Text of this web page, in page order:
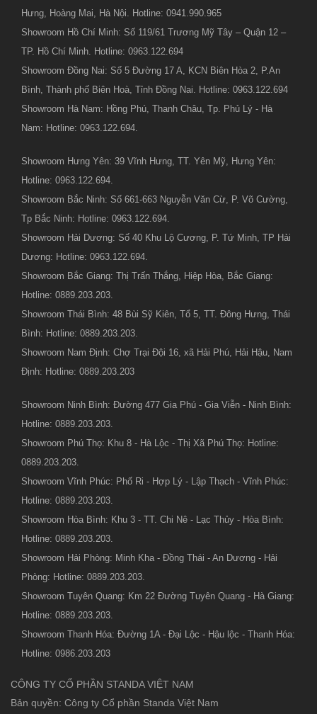
Hưng, Hoàng Mai, Hà Nội. Hotline: 0941.990.965
Showroom Hồ Chí Minh: Số 119/61 Trương Mỹ Tây – Quận 12 –
TP. Hồ Chí Minh. Hotline: 0963.122.694
Showroom Đồng Nai: Số 5 Đường 17 A, KCN Biên Hòa 2, P.An
Bình, Thành phố Biên Hoà, Tỉnh Đồng Nai. Hotline: 0963.122.694
Showroom Hà Nam: Hồng Phú, Thanh Châu, Tp. Phủ Lý - Hà
Nam: Hotline: 0963.122.694.
Showroom Hưng Yên: 39 Vĩnh Hưng, TT. Yên Mỹ, Hưng Yên:
Hotline: 0963.122.694.
Showroom Bắc Ninh: Số 661-663 Nguyễn Văn Cừ, P. Võ Cường,
Tp Bắc Ninh: Hotline: 0963.122.694.
Showroom Hải Dương: Số 40 Khu Lộ Cương, P. Tứ Minh, TP Hải
Dương: Hotline: 0963.122.694.
Showroom Bắc Giang: Thị Trấn Thắng, Hiệp Hòa, Bắc Giang:
Hotline: 0889.203.203.
Showroom Thái Bình: 48 Bùi Sỹ Kiên, Tổ 5, TT. Đông Hưng, Thái
Bình: Hotline: 0889.203.203.
Showroom Nam Định: Chợ Trại Đội 16, xã Hải Phú, Hải Hậu, Nam
Định: Hotline: 0889.203.203
Showroom Ninh Bình: Đường 477 Gia Phú - Gia Viễn - Ninh Bình:
Hotline: 0889.203.203.
Showroom Phú Thọ: Khu 8 - Hà Lộc - Thị Xã Phú Thọ: Hotline:
0889.203.203.
Showroom Vĩnh Phúc: Phố Ri - Hợp Lý - Lập Thạch - Vĩnh Phúc:
Hotline: 0889.203.203.
Showroom Hòa Bình: Khu 3 - TT. Chi Nê - Lạc Thủy - Hòa Bình:
Hotline: 0889.203.203.
Showroom Hải Phòng: Minh Kha - Đồng Thái - An Dương - Hải
Phòng: Hotline: 0889.203.203.
Showroom Tuyên Quang: Km 22 Đường Tuyên Quang - Hà Giang:
Hotline: 0889.203.203.
Showroom Thanh Hóa: Đường 1A - Đại Lộc - Hậu lộc - Thanh Hóa:
Hotline: 0986.203.203
CÔNG TY CỔ PHẦN STANDA VIỆT NAM
Bản quyền: Công ty Cổ phần Standa Việt Nam